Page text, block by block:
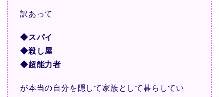
訳あって
◆スパイ
◆殺し屋
◆超能力者
が本当の自分を隠して家族として暮らしてい